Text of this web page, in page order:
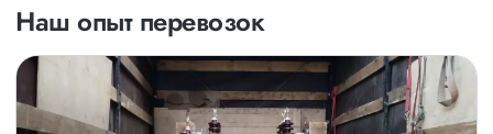
Наш опыт перевозок